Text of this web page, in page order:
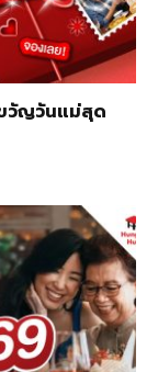
วัญวันแม่สุด